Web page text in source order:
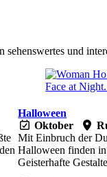
und
Halloween
Oktober
Mit Einbruch der
Halloween finden
Geisterhafte